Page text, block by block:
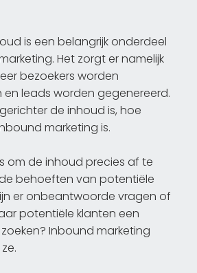
is een belangrijk onderdeel
Het zorgt er namelijk
bezoekers worden
leads worden gegenereerd.
de inhoud is, hoe
marketing is.
om de inhoud precies af te
behoeften van potentiële
er onbeantwoorde vragen of
potentiële klanten een
Inbound marketing